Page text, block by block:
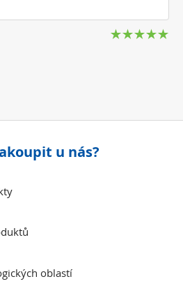
u nás?
oblastí